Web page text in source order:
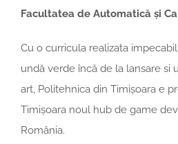
Facultatea de Automatică și
Cu o curricula realizata
undă verde încă de la lansare si
art, Politehnica din Timișoara e
Timișoara noul hub de game
România.